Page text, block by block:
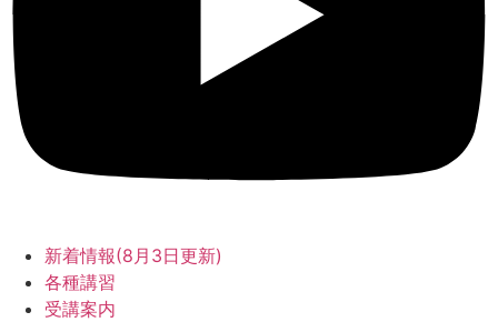
新着情報(8月3日更新)
各種講習
受講案内